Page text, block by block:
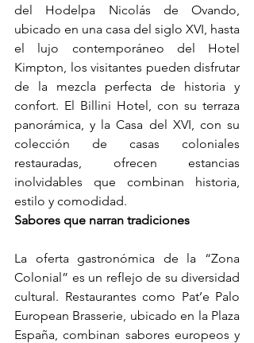
del Hodelpa Nicolás de Ovando,
ubicado en una casa del siglo XVI, hasta
el lujo contemporáneo del Hotel
Kimpton, los visitantes pueden disfrutar
de la mezcla perfecta de historia y
confort. El Billini Hotel, con su terraza
panorámica, y la Casa del XVI, con su
colección de casas coloniales
restauradas, ofrecen estancias
inolvidables que combinan historia,
estilo y comodidad.
Sabores que narran tradiciones
La oferta gastronómica de la “Zona
Colonial” es un reflejo de su diversidad
cultural. Restaurantes como Pat’e Palo
European Brasserie, ubicado en la Plaza
España, combinan sabores europeos y